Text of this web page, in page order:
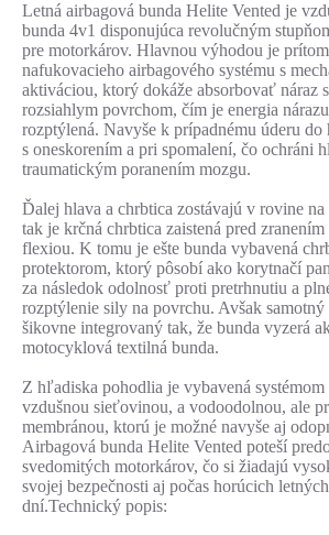
Letná airbagová bunda Helite Vented je
bunda 4v1 disponujúca revolučným
pre motorkárov. Hlavnou výhodou je
nafukovacieho airbagového systému s
aktiváciou, ktorý dokáže absorbovať náraz
rozsiahlym povrchom, čím je energia
rozptýlená. Navyše k prípadnému úderu do
s oneskorením a pri spomalení, čo ochráni
traumatickým poranením mozgu.
Ďalej hlava a chrbtica zostávajú v rovine na
tak je krčná chrbtica zaistená pred
flexiou. K tomu je ešte bunda vybavená
protektorom, ktorý pôsobí ako korytnačí
za následok odolnosť proti pretrhnutiu a
rozptýlenie sily na povrchu. Avšak samotný
šikovne integrovaný tak, že bunda vyzerá
motocyklová textilná bunda.
Z hľadiska pohodlia je vybavená systémom
vzdušnou sieťovinou, a vodoodolnou, ale
membránou, ktorú je možné navyše aj
Airbagová bunda Helite Vented poteší
svedomitých motorkárov, čo si žiadajú
svojej bezpečnosti aj počas horúcich letných
dní.Technický popis: